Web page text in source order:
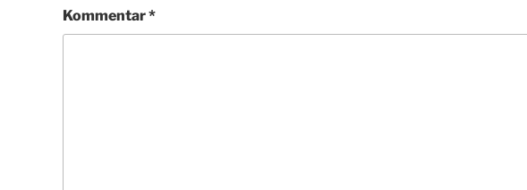
Kommentar*